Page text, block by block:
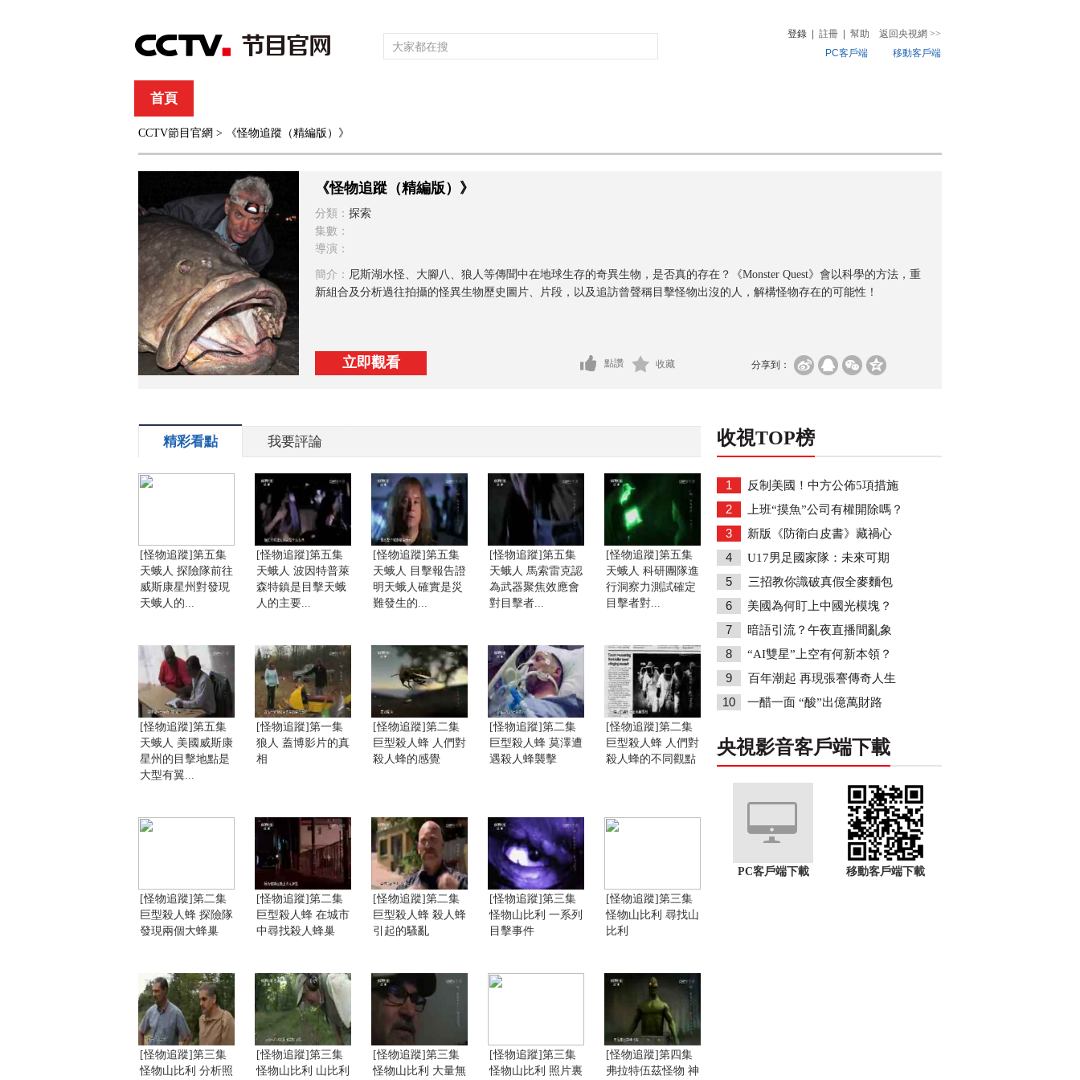
登錄 註冊 幫助 返回央視網 >>
PC客戶端
移動客戶端
首頁
綜合 新聞 財經 綜藝 中文國際
CCTV節目官網 > 《怪物追蹤（精編版）》
《怪物追蹤（精編版）》
分類： 探索
集數：
導演：
簡介： 尼斯湖水怪、大腳八、狼人等傳聞中在地球生存的奇異生物，是否真的存在？《Monster Quest》會以科學的方法，重
新組合及分析過往拍攝的怪異生物歷史圖片、片段，以及追訪曾聲稱目擊怪物出沒的人，解構怪物存在的可能性！
立即觀看 分享到：
點讚 收藏
精彩看點 我要評論
[怪物追蹤]第五集
天蛾人 探險隊前往
威斯康星州對發現
天蛾人的...
[怪物追蹤]第五集
天蛾人 波因特普萊
森特鎮是目擊天蛾
人的主要...
[怪物追蹤]第五集
天蛾人 目擊報告證
明天蛾人確實是災
難發生的...
[怪物追蹤]第五集
天蛾人 馬索雷克認
為武器聚焦效應會
對目擊者...
[怪物追蹤]第五集
天蛾人 科研團隊進
行洞察力測試確定
目擊者對...
[怪物追蹤]第五集
天蛾人 美國威斯康
星州的目擊地點是
大型有翼...
[怪物追蹤]第一集
狼人 蓋博影片的真
相
[怪物追蹤]第二集
巨型殺人蜂 人們對
殺人蜂的感覺
[怪物追蹤]第二集
巨型殺人蜂 莫澤遭
遇殺人蜂襲擊
[怪物追蹤]第二集
巨型殺人蜂 人們對
殺人蜂的不同觀點
[怪物追蹤]第二集
巨型殺人蜂 探險隊
發現兩個大蜂巢
[怪物追蹤]第二集
巨型殺人蜂 在城市
中尋找殺人蜂巢
[怪物追蹤]第二集
巨型殺人蜂 殺人蜂
引起的騷亂
[怪物追蹤]第三集
怪物山比利 一系列
目擊事件
[怪物追蹤]第三集
怪物山比利 尋找山
比利
[怪物追蹤]第三集
怪物山比利 分析照
[怪物追蹤]第三集
怪物山比利 山比利
[怪物追蹤]第三集
怪物山比利 大量無
[怪物追蹤]第三集
怪物山比利 照片裏
[怪物追蹤]第四集
弗拉特伍茲怪物 神
收視TOP榜
1 反制美國！中方公佈5項措施
2 上班“摸魚”公司有權開除嗎？
3 新版《防衛白皮書》藏禍心
4 U17男足國家隊：未來可期
5 三招教你識破真假全麥麵包
6 美國為何盯上中國光模塊？
7 暗語引流？午夜直播間亂象
8 “AI雙星”上空有何新本領？
9 百年潮起 再現張謇傳奇人生
10 一醋一面 “酸”出億萬財路
央視影音客戶端下載
PC客戶端下載 移動客戶端下載